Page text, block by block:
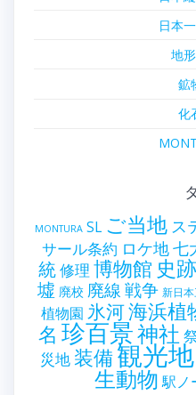
日本
地形
鉱
化
MONTURA SL ご当地 ス
サール条約 ロケ地七
統修理 博物館 史跡
墟 廃校 廃線戦争 新日
植物園 氷河海浜植
名 珍百景神社
災地装備観光地
生動物 駅ノ